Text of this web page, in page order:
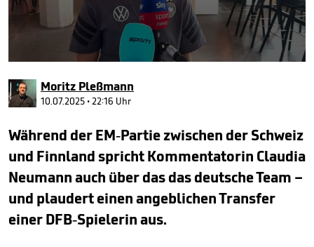
seconds
of
2
minutes,
seconds
Moritz Pleßmann
10.07.2025 • 22:16 Uhr
Während der EM-Partie zwischen der Schweiz
und Finnland spricht Kommentatorin Claudia
Neumann auch über das das deutsche Team –
und plaudert einen angeblichen Transfer
einer DFB-Spielerin aus.